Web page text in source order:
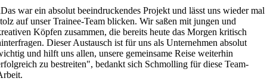
war ein absolut beeindruckendes Projekt und lässt uns wieder mal
auf unser Trainee-Team blicken. Wir saßen mit jungen und
Köpfen zusammen, die bereits heute das Morgen kritisch
Dieser Austausch ist für uns als Unternehmen absolut
und hilft uns allen, unsere gemeinsame Reise weiterhin
zu bestreiten", bedankt sich Schmolling für diese Team-